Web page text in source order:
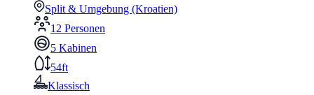
Split & Umgebung (Kroatien)
12 Personen
5 Kabinen
54ft
Klassisch